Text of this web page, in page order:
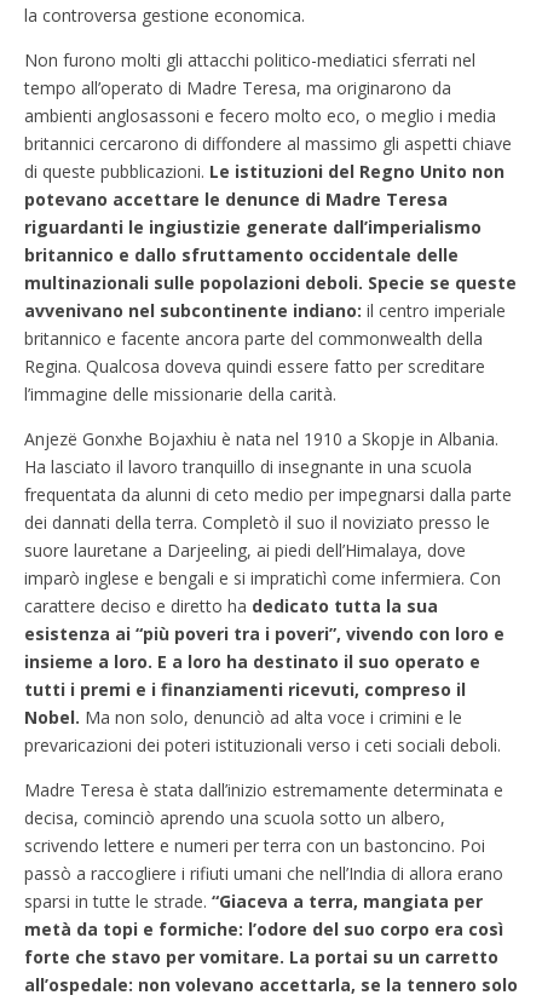
la controversa gestione economica.
Non furono molti gli attacchi politico-mediatici sferrati nel
tempo all’operato di Madre Teresa, ma originarono da
ambienti anglosassoni e fecero molto eco, o meglio i media
britannici cercarono di diffondere al massimo gli aspetti chiave
di queste pubblicazioni. Le istituzioni del Regno Unito non
potevano accettare le denunce di Madre Teresa
riguardanti le ingiustizie generate dall’imperialismo
britannico e dallo sfruttamento occidentale delle
multinazionali sulle popolazioni deboli. Specie se queste
avvenivano nel subcontinente indiano: il centro imperiale
britannico e facente ancora parte del commonwealth della
Regina. Qualcosa doveva quindi essere fatto per screditare
l’immagine delle missionarie della carità.
Anjezë Gonxhe Bojaxhiu è nata nel 1910 a Skopje in Albania.
Ha lasciato il lavoro tranquillo di insegnante in una scuola
frequentata da alunni di ceto medio per impegnarsi dalla parte
dei dannati della terra. Completò il suo il noviziato presso le
suore lauretane a Darjeeling, ai piedi dell’Himalaya, dove
imparò inglese e bengali e si impratichì come infermiera. Con
carattere deciso e diretto ha dedicato tutta la sua
esistenza ai “più poveri tra i poveri”, vivendo con loro e
insieme a loro. E a loro ha destinato il suo operato e
tutti i premi e i finanziamenti ricevuti, compreso il
Nobel. Ma non solo, denunciò ad alta voce i crimini e le
prevaricazioni dei poteri istituzionali verso i ceti sociali deboli.
Madre Teresa è stata dall’inizio estremamente determinata e
decisa, cominciò aprendo una scuola sotto un albero,
scrivendo lettere e numeri per terra con un bastoncino. Poi
passò a raccogliere i rifiuti umani che nell’India di allora erano
sparsi in tutte le strade. “Giaceva a terra, mangiata per
metà da topi e formiche: l’odore del suo corpo era così
forte che stavo per vomitare. La portai su un carretto
all’ospedale: non volevano accettarla, se la tennero solo